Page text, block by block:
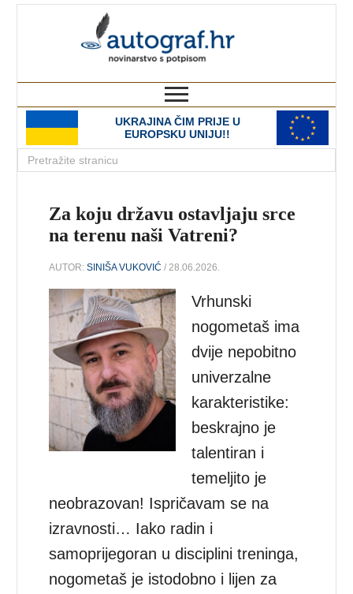
UKRAJINA ČIM PRIJE U
EUROPSKU UNIJU!!
Za koju državu ostavljaju srce
na terenu naši Vatreni?
AUTOR:SINIŠA VUKOVIĆ / 28.06.2026.
Vrhunski
nogometaš ima
dvije nepobitno
univerzalne
karakteristike:
beskrajno je
talentiran i
temeljito je
neobrazovan! Ispričavam se na
izravnosti… Iako radin i
samoprijegoran u disciplini treninga,
nogometaš je istodobno i lijen za